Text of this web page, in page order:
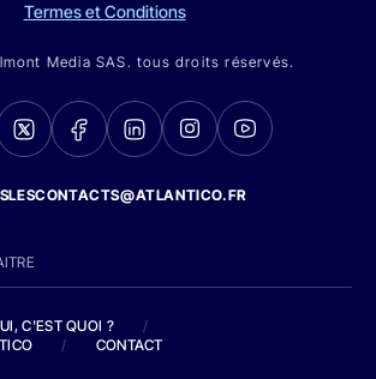
Termes et Conditions
Media SAS. tous droits réservés.
C'EST QUOI ?
/
/ CONTACT